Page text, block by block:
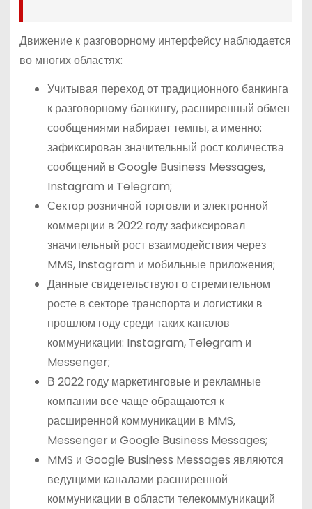
Движение к разговорному интерфейсу наблюдается
во многих областях:
Учитывая переход от традиционного банкинга
к разговорному банкингу, расширенный обмен
сообщениями набирает темпы, а именно:
зафиксирован значительный рост количества
сообщений в Google Business Messages,
Instagram и Telegram;
Сектор розничной торговли и электронной
коммерции в 2022 году зафиксировал
значительный рост взаимодействия через
MMS, Instagram и мобильные приложения;
Данные свидетельствуют о стремительном
росте в секторе транспорта и логистики в
прошлом году среди таких каналов
коммуникации: Instagram, Telegram и
Messenger;
В 2022 году маркетинговые и рекламные
компании все чаще обращаются к
расширенной коммуникации в MMS,
Messenger и Google Business Messages;
MMS и Google Business Messages являются
ведущими каналами расширенной
коммуникации в области телекоммуникаций